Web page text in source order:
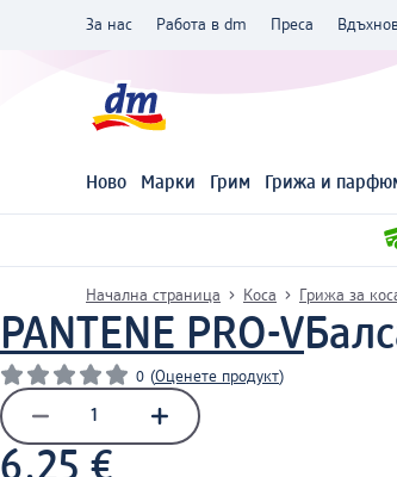
За нас Работа в dm Преса
Ново Марки Грим Грижа и
Начална страница Коса Грижа за
PANTENE PRO-V
0 (Оценете продукт)